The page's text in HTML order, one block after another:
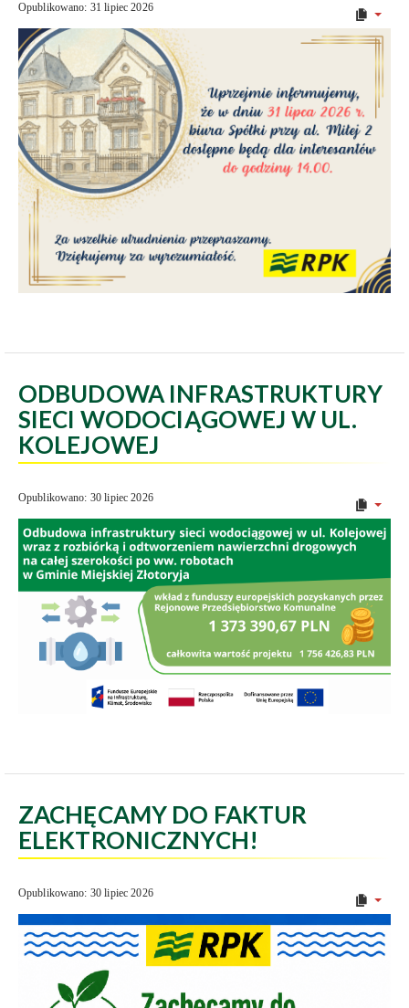
Opublikowano: 31 lipiec 2026
ODBUDOWA INFRASTRUKTURY
SIECI WODOCIĄGOWEJ W UL.
KOLEJOWEJ
Opublikowano: 30 lipiec 2026
ZACHĘCAMY DO FAKTUR
ELEKTRONICZNYCH!
Opublikowano: 30 lipiec 2026